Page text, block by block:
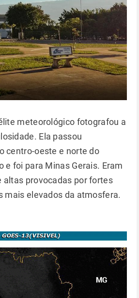
meteorológico fotografou a
Ela passou
centro-oeste e norte do
e foi para Minas Gerais. Eram
altas provocadas por fortes
mais elevados da atmosfera.